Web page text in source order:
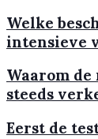
Welke
intensieve
Waarom
steeds
Eerst de